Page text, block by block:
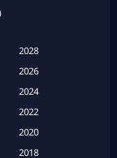
งจริง(2)
2028
2026
2024
2022
2020
2018